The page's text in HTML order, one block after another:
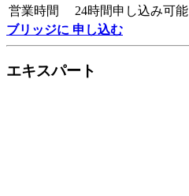
営業時間
24時間申し込み可能
ブリッジに 申し込む
エキスパート